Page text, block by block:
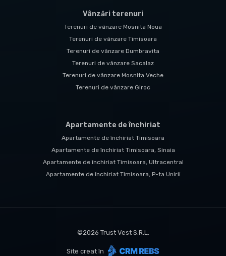
Vânzări terenuri
Terenuri de vânzare Mosnita Noua
Terenuri de vânzare Timisoara
Terenuri de vânzare Dumbravita
Terenuri de vânzare Sacalaz
Terenuri de vânzare Mosnita Veche
Terenuri de vânzare Giroc
Apartamente de închiriat
Apartamente de închiriat Timisoara
Apartamente de închiriat Timisoara, Sinaia
Apartamente de închiriat Timisoara, Ultracentral
Apartamente de închiriat Timisoara, P-ta Unirii
©2026 Trust Vest S.R.L.
Site creat în